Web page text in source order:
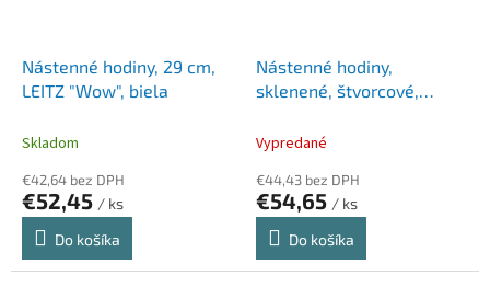
Nástenné hodiny, 29 cm,
LEITZ "Wow", biela
Skladom
€42,64 bez DPH
€52,45 / ks
Do košíka
Nástenné hodiny,
sklenené, štvorcové,
pokojná modrá
Vypredané
€44,43 bez DPH
€54,65 / ks
Do košíka